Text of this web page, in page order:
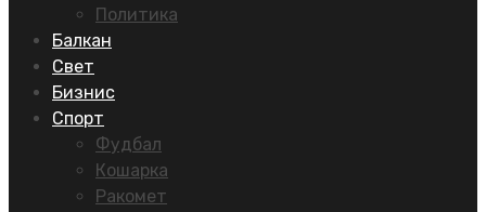
Политика
Балкан
Свет
Бизнис
Спорт
Фудбал
Кошарка
Ракомет